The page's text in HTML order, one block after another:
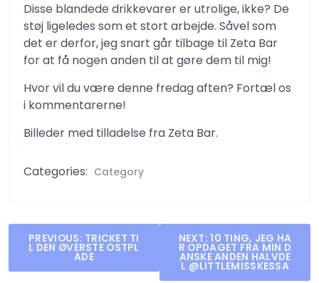
Disse blandede drikkevarer er utrolige, ikke? De
støj ligeledes som et stort arbejde. Såvel som
det er derfor, jeg snart går tilbage til Zeta Bar
for at få nogen anden til at gøre dem til mig!
Hvor vil du være denne fredag ​​aften? Fortæl os
i kommentarerne!
Billeder med tilladelse fra Zeta Bar.
Categories: Category
Post
navigation
PREVIOUS: TRICKET TI
L DEN ØVERSTE OSTPL
ADE
NEXT: 10 TING, JEG HA
R OPDAGET FRA MIN D
ANSKE ANDEN HALVDE
L @LITTLEMISSKESSA